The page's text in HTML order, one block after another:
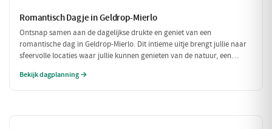
Romantisch Dagje in Geldrop-Mierlo
Ontsnap samen aan de dagelijkse drukte en geniet van een
romantische dag in Geldrop-Mierlo. Dit intieme uitje brengt jullie naar
sfeervolle locaties waar jullie kunnen genieten van de natuur, een
de omgeving en elkaar.
Bekijk dagplanning →